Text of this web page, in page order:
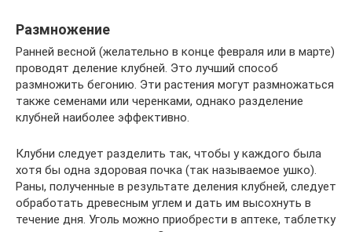
Размножение
Ранней весной (желательно в конце февраля или в марте)
проводят деление клубней. Это лучший способ
размножить бегонию. Эти растения могут размножаться
также семенами или черенками, однако разделение
клубней наиболее эффективно.
Клубни следует разделить так, чтобы у каждого была
хотя бы одна здоровая почка (так называемое ушко).
Раны, полученные в результате деления клубней, следует
обработать древесным углем и дать им высохнуть в
течение дня. Уголь можно приобрести в аптеке, таблетку